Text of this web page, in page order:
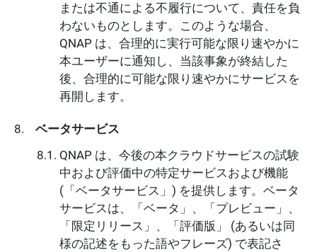
または不通による不履行について、責任を負
わないものとします。このような場合、
QNAP は、合理的に実行可能な限り速やかに
本ユーザーに通知し、当該事象が終結した
後、合理的に可能な限り速やかにサービスを
再開します。
ベータサービス
QNAP は、今後の本クラウドサービスの試験
中および評価中の特定サービスおよび機能
(「ベータサービス」) を提供します。ベータ
サービスは、「ベータ」、「プレビュー」、
「限定リリース」、「評価版」 (あるいは同
様の記述をもった語やフレーズ) で表記さ